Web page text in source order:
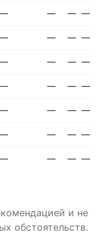
— — — —
— — — —
— — — —
— — — —
— — — —
— — — —
— — — —
и не
обстоятельств.